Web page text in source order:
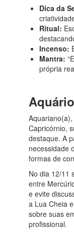
Dica da
Ritual:
Incenso:
Mantra:
própria
Aquário
Capricórnio,
destaque. A
necessidade
formas de
No dia 12/11
entre
e evite
a Lua Cheia
sobre suas
profissional.